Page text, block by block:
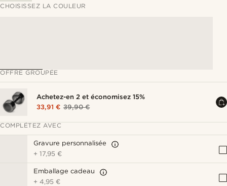
CHOISISSEZ LA COULEUR
OFFRE GROUPÉE
Achetez-en 2 et économisez 15%
33,91 € 39,90 €
COMPLÉTEZ AVEC
Gravure personnalisée
+17,95 €
Emballage cadeau
+4,95 €